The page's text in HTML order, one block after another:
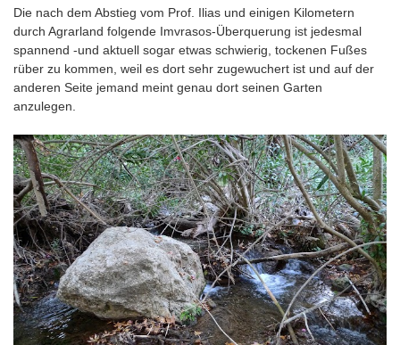
Die nach dem Abstieg vom Prof. Ilias und einigen Kilometern
durch Agrarland folgende Imvrasos-Überquerung ist jedesmal
spannend -und aktuell sogar etwas schwierig, tockenen Fußes
rüber zu kommen, weil es dort sehr zugewuchert ist und auf der
anderen Seite jemand meint genau dort seinen Garten
anzulegen.